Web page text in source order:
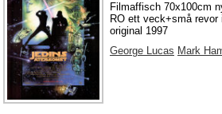
Filmaffisch 70x100cm
RO ett veck+små revor
original 1997
George Lucas Mark